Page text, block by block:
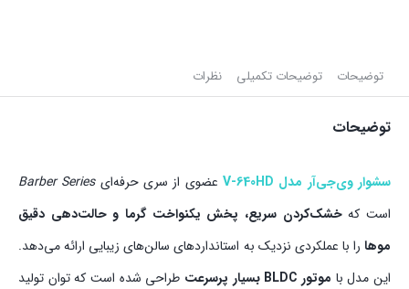
توضیحات توضیحات تکمیلی نظرات
توضیحات
سشوار وی‌جی‌آر مدل V-640HD عضوی از سری حرفه‌ایBarber Series
است کهخشک‌کردن سریع، پخش یکنواخت گرما و حالت‌دهی دقیق
موها را با عملکردی نزدیک به استانداردهای سالن‌های زیبایی ارائه می‌دهد.
این مدل با موتور BLDC بسیار پرسرعت
طراحی شده است که توان تولید